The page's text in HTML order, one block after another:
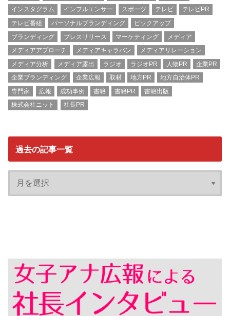
インスタグラム
インフルエンサー スポーツ テレビ
テレビPR
テレビ番組
パーソナルブランディング
ピックアップ
ブランディング
プレスリリース マーケティング
メディア
メディアアプローチ
メディアキャラバン
メディアリレーション
メディア分析
メディア露出 ラジオ ラジオPR 人物PR
企業PR
企業ブランディング
企業広報 取材 地方PR
地方自治体PR
専門家
広報 成功事例 書籍 書籍PR
書籍出版
株式会社ニット
社長PR
過去の記事一覧